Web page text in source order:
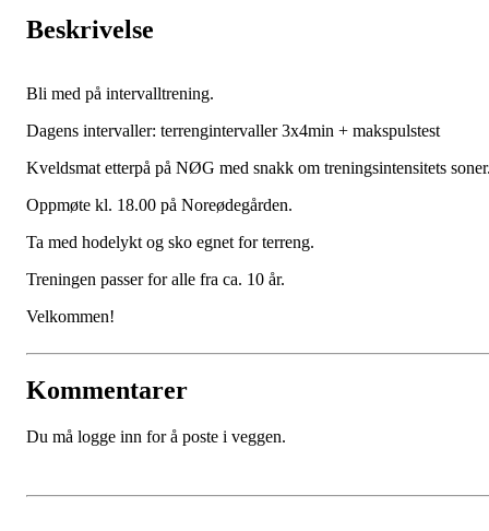
Beskrivelse
Bli med på intervalltrening.
Dagens intervaller: terrengintervaller 3x4min + makspulstest
Kveldsmat etterpå på NØG med snakk om treningsintensitets
Oppmøte kl. 18.00 på Noreødegården.
Ta med hodelykt og sko egnet for terreng.
Treningen passer for alle fra ca. 10 år.
Velkommen!
Kommentarer
Du må logge inn for å poste i veggen.